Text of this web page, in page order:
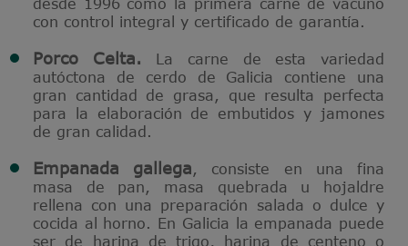
con control integral y certificado de garantía.
Porco Celta. La carne de esta variedad
autóctona de cerdo de Galicia contiene una
gran cantidad de grasa, que resulta perfecta
para la elaboración de embutidos y jamones
de gran calidad.
Empanada gallega, consiste en una fina
masa de pan, masa quebrada u hojaldre
rellena con una preparación salada o dulce y
cocida al horno. En Galicia la empanada puede
ser de harina de trigo, harina de centeno o